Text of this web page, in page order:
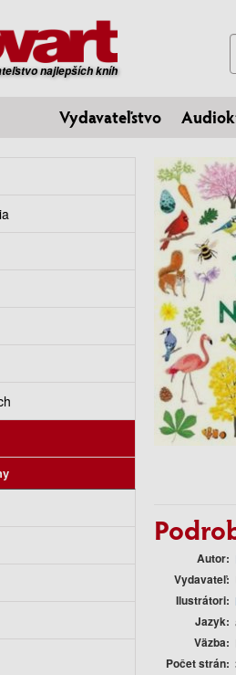
najlepších kníh
Vydavateľstvo
Autor
Vydavateľ
Ilustrátori
Jazyk
Väzba
Počet strán